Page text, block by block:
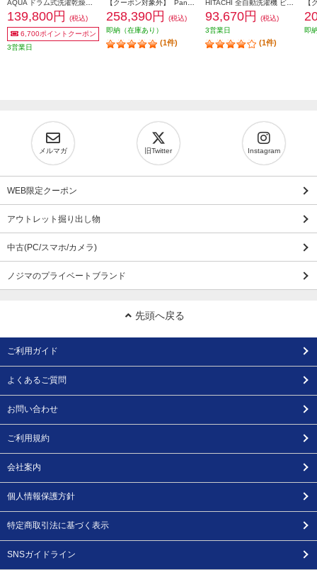
139,800円
(税込)
6,700ポイントクーポン
3営業日
258,390円
(税込)
即納（在庫あり）
(1件)
93,670円
(税込)
3営業日
(1件)
即
メルマガ 旧Twitter Instagram
WEB限定クーポン
アウトレット掘り出し物
中古(PC/スマホ/カメラ)
ノジマのプライベートブランド
先頭へ戻る
ご利用ガイド
よくあるご質問
お問い合わせ
ご利用規約
会社案内
個人情報保護方針
特定商取引法に基づく表示
SNSガイドライン